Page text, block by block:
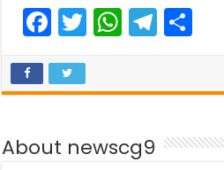
F
a
c
e
b
T
w
er
W
h
ts
A
T
el
gr
a
e
About newscg9